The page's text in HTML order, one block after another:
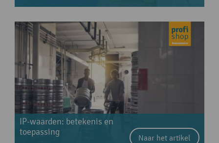
IP-waarden: betekenis en
toepassing
Naar het artikel